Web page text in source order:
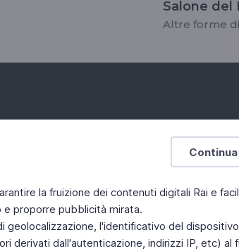
la fruizione dei contenuti digitali Rai e
proporre pubblicità mirata.
l'identificativo del
derivati dall'autenticazione, indirizzi IP, etc) al
Salone del
Altre forme